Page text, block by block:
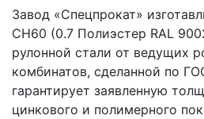
Завод «Спецпрокат»
СН60 (0.7 Полиэстер RAL
рулонной стали от ведущих
комбинатов, сделанной по
гарантирует заявленную
цинкового и полимерного